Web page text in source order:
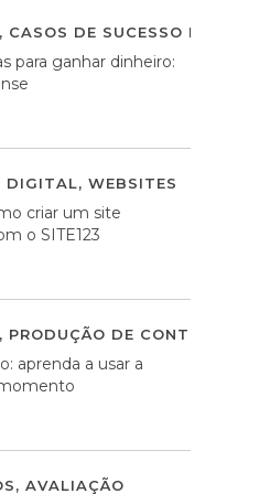
, CASOS DE SUCESSO DE
para ganhar dinheiro:
DIGITAL, WEBSITES
criar um site
o SITE123
, PRODUÇÃO DE CONTEÚDOS
aprenda a usar a
, AVALIAÇÃO